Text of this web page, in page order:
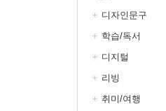
디자인문구
학습/독서
디지털
리빙
취미/여행